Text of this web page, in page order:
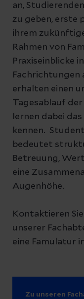
an,
zu geben, erste
ihrem
Rahmen von
Praxiseinblicke
Fachrichtungen
erhalten einen
Tagesablauf
lernen dabei
kennen.
bedeutet
Betreuung,
eine
Augenhöhe.
Kontaktieren
unserer
eine Famulatur
Zu unseren